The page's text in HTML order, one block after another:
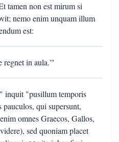
tamen non est mirum si
nemo enim unquam illum
est:
regnet in aula.'"
inquit "pusillum temporis
qui supersunt,
omnes Graecos, Gallos,
sed quoniam placet